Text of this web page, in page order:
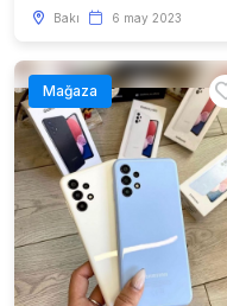
Bakı 6 may 2023
Mağaza